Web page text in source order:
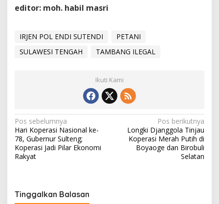
editor: moh. habil masri
IRJEN POL ENDI SUTENDI
PETANI
SULAWESI TENGAH
TAMBANG ILEGAL
Ikuti Kami
Navigasi
pos
Pos sebelumnya
Hari Koperasi Nasional ke-
78, Gubernur Sulteng;
Koperasi Jadi Pilar Ekonomi
Rakyat
Pos berikutnya
Longki Djanggola Tinjau
Koperasi Merah Putih di
Boyaoge dan Birobuli
Selatan
Tinggalkan Balasan